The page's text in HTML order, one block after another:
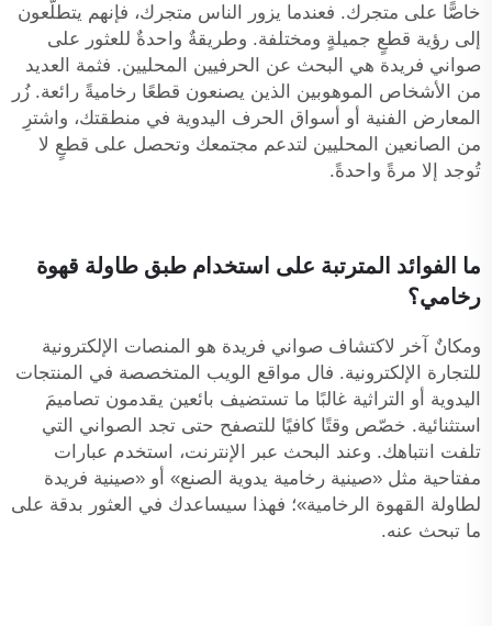
خاصًّا على متجرك. فعندما يزور الناس متجرك، فإنهم يتطلّعون
إلى رؤية قطعٍ جميلةٍ ومختلفة. وطريقةٌ واحدةٌ للعثور على
صواني فريدة هي البحث عن الحرفيين المحليين. فثمة العديد
من الأشخاص الموهوبين الذين يصنعون قطعًا رخاميةً رائعة. زُر
المعارض الفنية أو أسواق الحرف اليدوية في منطقتك، واشترِ
من الصانعين المحليين لتدعم مجتمعك وتحصل على قطعٍ لا
تُوجد إلا مرةً واحدةً.
ما الفوائد المترتبة على استخدام طبق طاولة قهوة
رخامي؟
ومكانٌ آخر لاكتشاف صواني فريدة هو المنصات الإلكترونية
للتجارة الإلكترونية. فال مواقع الويب المتخصصة في المنتجات
اليدوية أو التراثية غالبًا ما تستضيف بائعين يقدمون تصاميمَ
استثنائية. خصّص وقتًا كافيًا للتصفح حتى تجد الصواني التي
تلفت انتباهك. وعند البحث عبر الإنترنت، استخدم عبارات
مفتاحية مثل «صينية رخامية يدوية الصنع» أو «صينية فريدة
لطاولة القهوة الرخامية»؛ فهذا سيساعدك في العثور بدقة على
ما تبحث عنه.